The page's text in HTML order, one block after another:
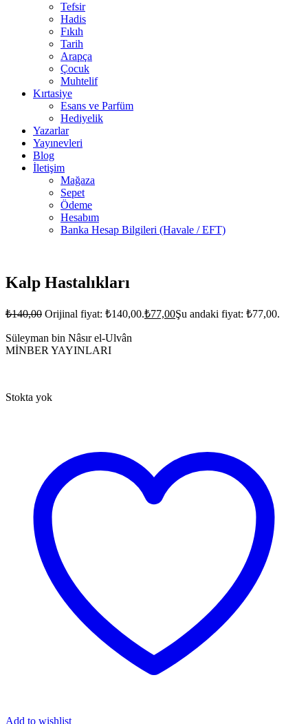
Tefsir
Hadis
Fıkıh
Tarih
Arapça
Çocuk
Muhtelif
Kırtasiye
Esans ve Parfüm
Hediyelik
Yazarlar
Yayınevleri
Blog
İletişim
Mağaza
Sepet
Ödeme
Hesabım
Banka Hesap Bilgileri (Havale / EFT)
Kalp Hastalıkları
₺140,00 Orijinal fiyat: ₺140,00.₺77,00Şu andaki fiyat: ₺77,00.
Süleyman bin Nâsır el-Ulvân
MİNBER YAYINLARI
Stokta yok
Add to wishlist